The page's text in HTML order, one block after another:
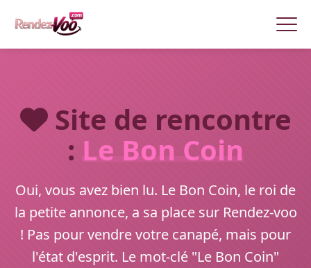
Site de rencontre
: Le Bon Coin
Oui, vous avez bien lu. Le Bon Coin, le roi de
la petite annonce, a sa place sur Rendez-voo
! Pas pour vendre votre canapé, mais pour
l'état d'esprit. Le mot-clé "Le Bon Coin"